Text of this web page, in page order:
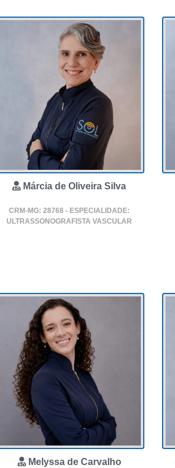
Márcia de Oliveira Silva
CRM-MG: 28768 - ESPECIALIDADE:
ULTRASSONOGRAFISTA VASCULAR
Melyssa de Carvalho